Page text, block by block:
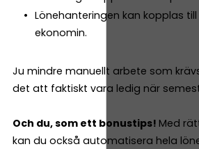
Lönehanteringen kan kopplas
ekonomin.
Ju mindre manuellt arbete som
det att faktiskt vara ledig när
Och du, som ett bonustips! Med
kan du också automatisera hela